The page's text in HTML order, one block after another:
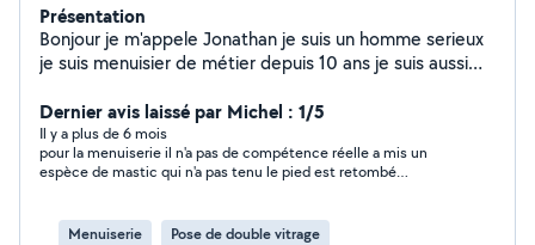
Présentation
Bonjour je m'appele Jonathan je suis un homme serieux
je suis menuisier de métier depuis 10 ans je suis aussi
tonte de pelouse désherbage taille de haie je peu aussi
faire du menage.
Dernier avis laissé par Michel : 1/5
Il y a plus de 6 mois
pour la menuiserie il n'a pas de compétence réelle a mis un
espèce de mastic qui n'a pas tenu le pied est retombé
Menuiserie Pose de double vitrage